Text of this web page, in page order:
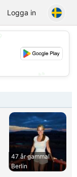
Logga in
47 år gammal
Berlin